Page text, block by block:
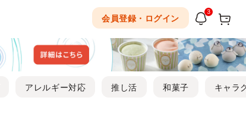
会員登録・ログイン
3
アレルギー対応 推し活 和菓子 キャラ